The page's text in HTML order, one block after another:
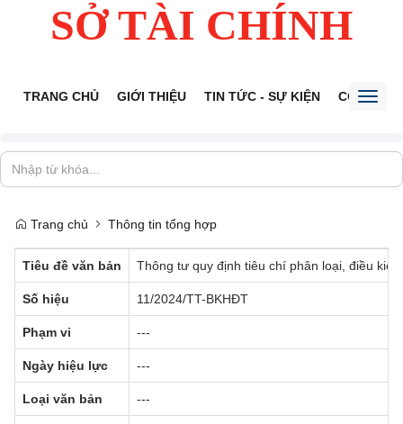
SỞ TÀI CHÍNH
TRANG CHỦ GIỚI THIỆU TIN TỨC - SỰ KIỆN CÔNG
Trang chủ Thông tin tổng hợp
Tiêu đề văn bản Thông tư quy định tiêu chí phân loại, điều
Số hiệu 11/2024/TT-BKHĐT
Phạm vi ---
Ngày hiệu lực ---
Loại văn bản ---